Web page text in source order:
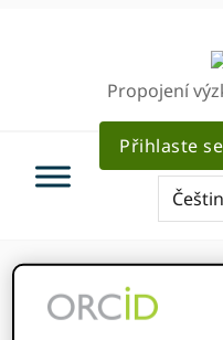
Propojení
Přihlaste